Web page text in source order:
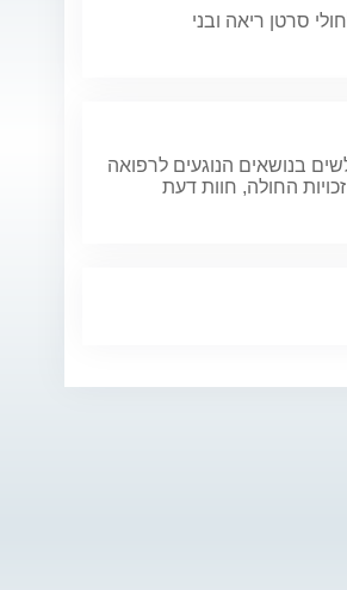
סרטן ריאה ובני
בנושאים הנוגעים לרפואה
החולה, חוות דעת